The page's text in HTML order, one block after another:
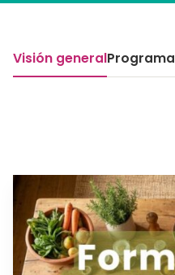
Visión generalPrograma